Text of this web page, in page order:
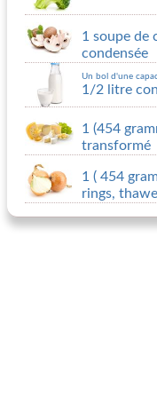
1 soupe de
condensée
Un bol d'une
1/2 litre
1 (454
transformé
1 ( 454
rings,